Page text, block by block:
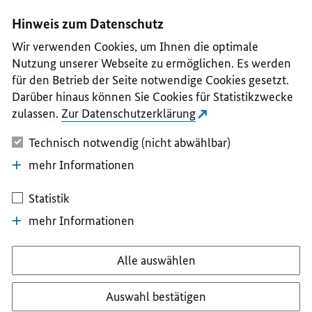
II
III
IV
V
Hinweis zum Datenschutz
Wir verwenden Cookies, um Ihnen die optimale
Nutzung unserer Webseite zu ermöglichen. Es werden
für den Betrieb der Seite notwendige Cookies gesetzt.
Darüber hinaus können Sie Cookies für Statistikzwecke
zulassen. Zur Datenschutzerklärung
Technisch notwendig (nicht abwählbar)
mehr Informationen
Statistik
mehr Informationen
Alle auswählen
Auswahl bestätigen